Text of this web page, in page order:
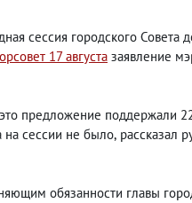
сессия городского Совета
17 августа заявление
предложение поддержали
на сессии не было, рассказал
обязанности главы